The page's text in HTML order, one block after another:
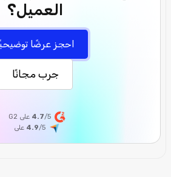
العميل؟
احجز عرضًا
جرب مجانًا
4.7/5 على G2
4.9/5 على